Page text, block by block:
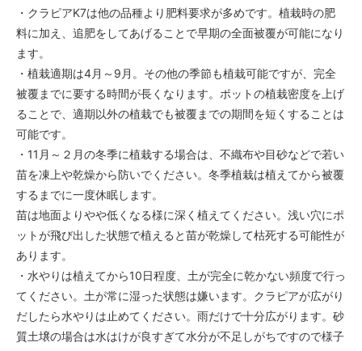
・クラピアK7は他の品種より肥料要求が多めです。植栽時の肥
料に加え、追肥をしてあげることで早期の全面被覆が可能になり
ます。
・植栽適期は4月～9月。その他の季節も植栽可能ですが、完全
被覆までに要する時間が長くなります。ポットの植栽密度を上げ
ることで、適期以外の植栽でも被覆までの期間を短くすることは
可能です。
・11月～２月の冬季に植栽する場合は、不織布や目砂などで若い
苗を凍上や乾燥から防いでください。冬季植栽は植えてから被覆
するまでに一度休眠します。
苗は地面よりやや低くなる様に深く植えてください。浅い穴にポ
ットが飛び出した状態で植えると苗が乾燥して枯死する可能性が
あります。
・水やりは植えてから10日程度、土が完全に乾かない頻度で行っ
てください。土が常に湿った状態は嫌います。クラピアが広がり
だしたら水やりは止めてください。雨だけで十分広がります。砂
質土壌の場合は水はけが良すぎて水分が不足しがちですので様子